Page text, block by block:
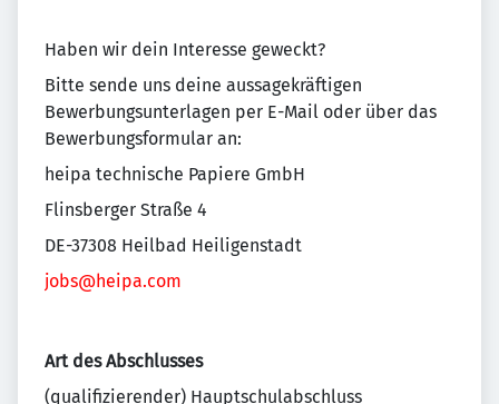
Haben wir dein Interesse geweckt?
Bitte sende uns deine aussagekräftigen
Bewerbungsunterlagen per E-Mail oder über das
Bewerbungsformular an:
heipa technische Papiere GmbH
Flinsberger Straße 4
DE-37308 Heilbad Heiligenstadt
jobs@heipa.com
Art des Abschlusses
(qualifizierender) Hauptschulabschluss